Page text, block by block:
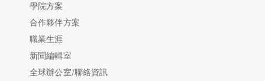
學院方案
合作夥伴方案
職業生涯
新聞編輯室
全球辦公室/聯絡資訊